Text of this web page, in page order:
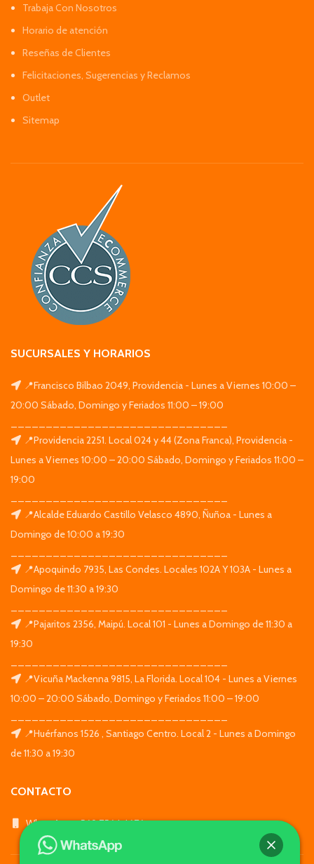
Trabaja Con Nosotros
Horario de atención
Reseñas de Clientes
Felicitaciones, Sugerencias y Reclamos
Outlet
Sitemap
SUCURSALES Y HORARIOS
📍Francisco Bilbao 2049, Providencia - Lunes a Viernes 10:00 –
20:00 Sábado, Domingo y Feriados 11:00 – 19:00
📍Providencia 2251. Local 024 y 44 (Zona Franca), Providencia -
Lunes a Viernes 10:00 – 20:00 Sábado, Domingo y Feriados 11:00 –
19:00
📍Alcalde Eduardo Castillo Velasco 4890, Ñuñoa - Lunes a
Domingo de 10:00 a 19:30
📍Apoquindo 7935, Las Condes. Locales 102A Y 103A - Lunes a
Domingo de 11:30 a 19:30
📍Pajaritos 2356, Maipú. Local 101 - Lunes a Domingo de 11:30 a
19:30
📍Vicuña Mackenna 9815, La Florida. Local 104 - Lunes a Viernes
10:00 – 20:00 Sábado, Domingo y Feriados 11:00 – 19:00
📍Huérfanos 1526 , Santiago Centro. Local 2 - Lunes a Domingo
de 11:30 a 19:30
CONTACTO
WhatsApp: +569 7564 4676